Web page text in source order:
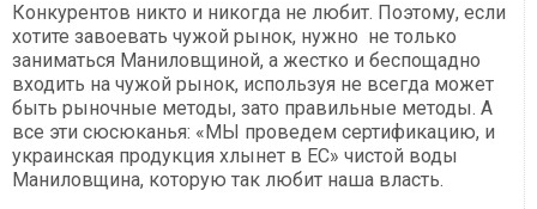
Конкурентов никто и никогда не любит. Поэтому, если
хотите завоевать чужой рынок, нужно не только
заниматься Маниловщиной, а жестко и беспощадно
входить на чужой рынок, используя не всегда может
быть рыночные методы, зато правильные методы. А
все эти сюсюканья: «МЫ проведем сертификацию, и
украинская продукция хлынет в ЕС» чистой воды
Маниловщина, которую так любит наша власть.